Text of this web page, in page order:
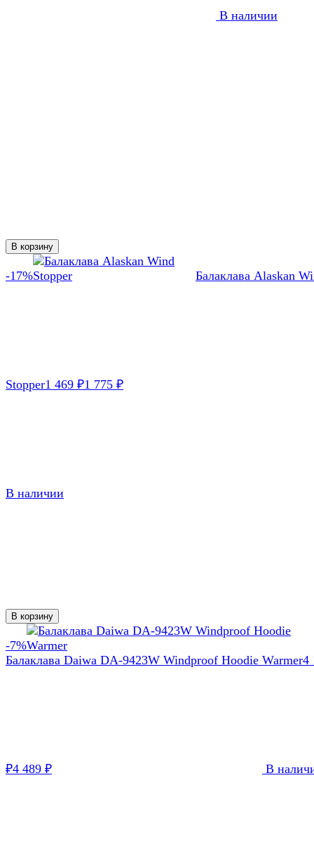
В наличии
В корзину
-17% Балаклава Alaskan
Stopper1 469 ₽1 775 ₽
В наличии
В корзину
-7%
Балаклава Daiwa DA-9423W Windproof Hoodie Warmer4
₽4 489 ₽ В